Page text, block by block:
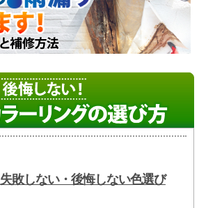
失敗しない・後悔しない色選び